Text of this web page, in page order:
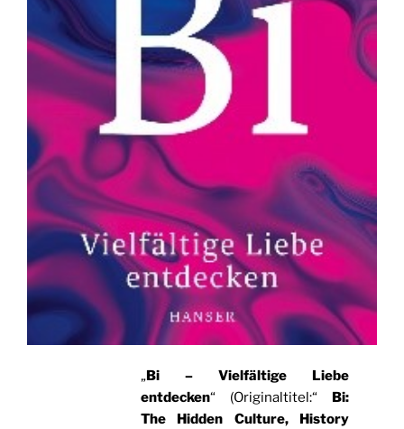
„Bi – Vielfältige Liebe
entdecken“ (Originaltitel:“
Bi:
The Hidden Culture, History